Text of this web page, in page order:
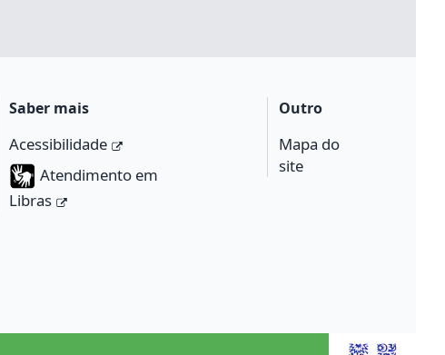
Saber mais
Acessibilidade
Atendimento em
Libras
Outro
Mapa do
site